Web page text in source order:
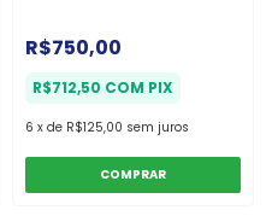
R$750,00
R$712,50 COM PIX
6 x de R$125,00 sem juros